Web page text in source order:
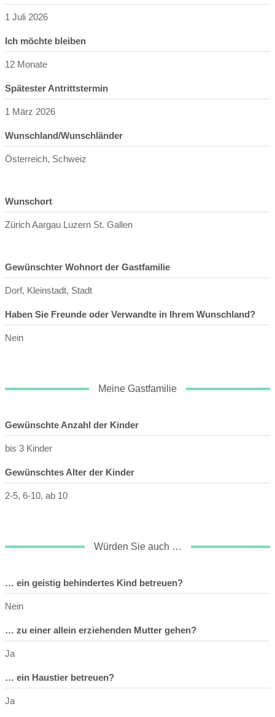
1 Juli 2026
Ich möchte bleiben
12 Monate
Spätester Antrittstermin
1 März 2026
Wunschland/Wunschländer
Österreich, Schweiz
Wunschort
Zürich Aargau Luzern St. Gallen
Gewünschter Wohnort der Gastfamilie
Dorf, Kleinstadt, Stadt
Haben Sie Freunde oder Verwandte in Ihrem Wunschland?
Nein
Meine Gastfamilie
Gewünschte Anzahl der Kinder
bis 3 Kinder
Gewünschtes Alter der Kinder
2-5, 6-10, ab 10
Würden Sie auch …
… ein geistig behindertes Kind betreuen?
Nein
… zu einer allein erziehenden Mutter gehen?
Ja
… ein Haustier betreuen?
Ja